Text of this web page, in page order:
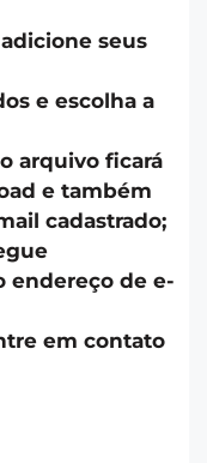
seus
e escolha a
arquivo ficará
e também
cadastrado;
endereço de e-
em contato